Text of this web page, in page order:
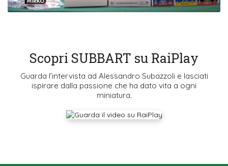
Scopri SUBBART su RaiPlay
Guarda l’intervista ad Alessandro Subazzoli e lasciati
ispirare dalla passione che ha dato vita a ogni
miniatura.